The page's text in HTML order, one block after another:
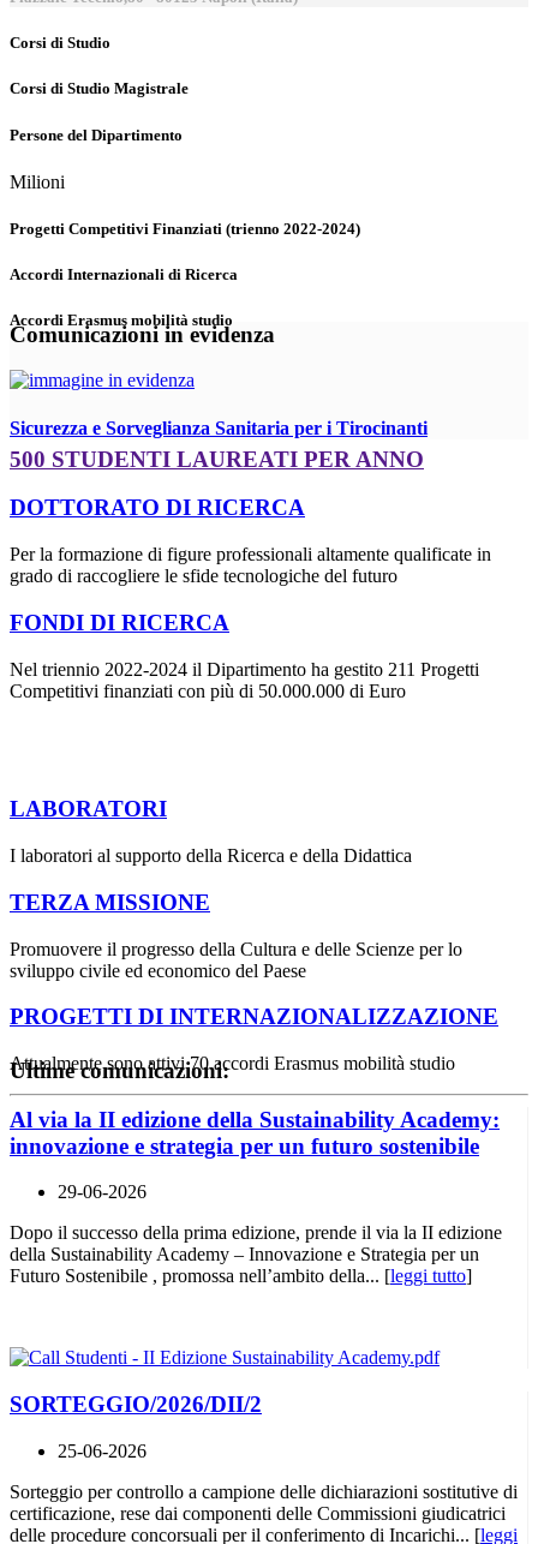
Corsi di Studio
Corsi di Studio Magistrale
Persone del Dipartimento
Milioni
Progetti Competitivi Finanziati (trienno 2022-2024)
Accordi Internazionali di Ricerca
Accordi Erasmus mobilità studio
Comunicazioni in evidenza
Sicurezza e Sorveglianza Sanitaria per i Tirocinanti
500 STUDENTI LAUREATI PER ANNO
DOTTORATO DI RICERCA
Per la formazione di figure professionali altamente qualificate in
grado di raccogliere le sfide tecnologiche del futuro
FONDI DI RICERCA
Nel triennio 2022-2024 il Dipartimento ha gestito 211 Progetti
Competitivi finanziati con più di 50.000.000 di Euro
LABORATORI
I laboratori al supporto della Ricerca e della Didattica
TERZA MISSIONE
Promuovere il progresso della Cultura e delle Scienze per lo
sviluppo civile ed economico del Paese
PROGETTI DI INTERNAZIONALIZZAZIONE
Attualmente sono attivi 70 accordi Erasmus mobilità studio
Ultime comunicazioni:
Al via la II edizione della Sustainability Academy:
innovazione e strategia per un futuro sostenibile
29-06-2026
Dopo il successo della prima edizione, prende il via la II edizione
della Sustainability Academy – Innovazione e Strategia per un
Futuro Sostenibile , promossa nell’ambito della... [leggi tutto]
SORTEGGIO/2026/DII/2
25-06-2026
Sorteggio per controllo a campione delle dichiarazioni sostitutive di
certificazione, rese dai componenti delle Commissioni giudicatrici
delle procedure concorsuali per il conferimento di Incarichi... [leggi